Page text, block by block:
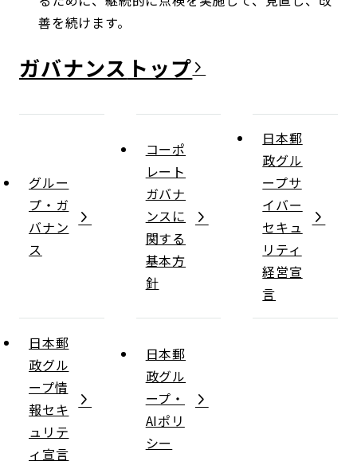
善を続けます。
ガバナンス
グルー
プ・ガ
バナン
ス
コーポ
レート
ガバナ
ンスに
関する
基本方
針
日本郵
政グル
ープサ
イバー
セキュ
リティ
経営宣
言
日本郵
政グル
ープ情
報セキ
ュリテ
ィ宣言
日本郵
政グル
ープ・
AIポリ
シー